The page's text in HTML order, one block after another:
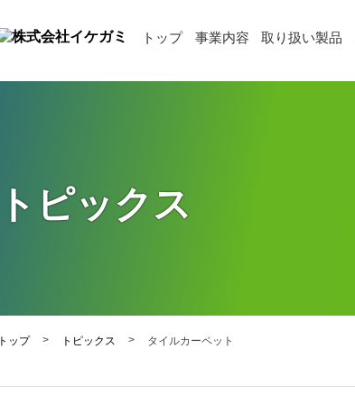
トップ 事業内容 取り扱い製品
トピックス
トップ > トピックス > タイルカーペット